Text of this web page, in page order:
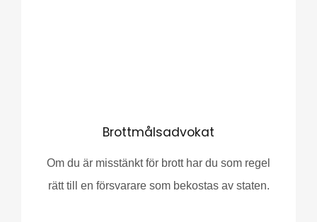
Brottmålsadvokat
Om du är misstänkt för brott har du som regel
rätt till en försvarare som bekostas av staten.